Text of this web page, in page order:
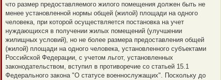
что размер предоставляемого жилого помещения должен быть не
менее установленной нормы общей (жилой) площади на одного
человека, при которой осуществляется постановка на учет
нуждающихся в получении жилых помещений (улучшении
жилищных условий), но не более размера предоставления общей
(жилой) площади на одного человека, установленного субъектами
Российской Федерации, с учетом льгот, установленных
законодательством, вступил в противоречие со статьей 15.1
Федерального закона "О статусе военнослужащих". Поскольку до